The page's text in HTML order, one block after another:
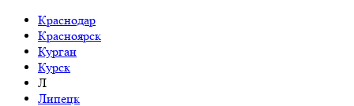
Краснодар
Красноярск
Курган
Курск
Л
Липецк